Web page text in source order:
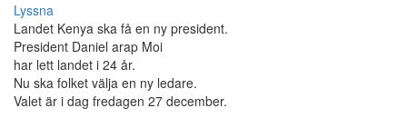
Lyssna
Landet Kenya ska få en ny president.
President Daniel arap Moi
har lett landet i 24 år.
Nu ska folket välja en ny ledare.
Valet är i dag fredagen 27 december.